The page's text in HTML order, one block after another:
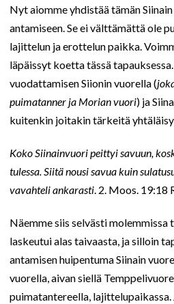
Nyt aiomme yhdistää tämän
antamiseen. Se ei välttämättä ole
lajittelun ja erottelun paikka.
läpäissyt koetta tässä
vuodattamisen Siionin vuorella (
puimatanner ja Morian vuori) ja
kuitenkin joitakin tärkeitä
Koko Siinainvuori peittyi savuun,
tulessa. Siitä nousi savua kuin
vavahteli ankarasti. 2. Moos. 19:18
Näemme siis selvästi molemmissa
laskeutui alas taivaasta, ja silloin
antamisen huipentuma Siinain
vuorella, aivan siellä
puimatantereella,